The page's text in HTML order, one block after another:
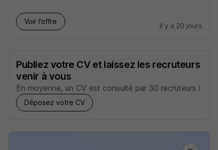
Voir l’offre
il y a 20 jours
Publiez votre CV et laissez les recruteurs
venir à vous
En moyenne, un CV est consulté par 30 recruteurs !
Déposez votre CV